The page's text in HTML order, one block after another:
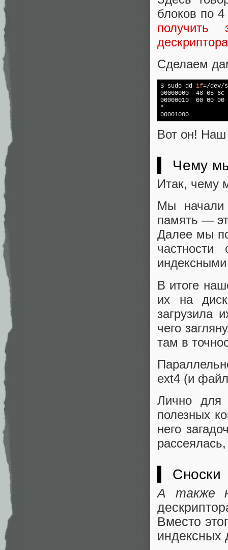
блоков по
получить
Сделаем
$ sudo dd if=/dev/
00000000  48 65
00000010  00 00
*
00001000
Вот он! Наш
▍ Чему
Итак, чему
Мы начали
память —
Далее мы
В итоге
их на
загрузила
чего
там в
ext4 (и
Лично для
полезных
него
▍ Сноски
А также
Вместо
индексных